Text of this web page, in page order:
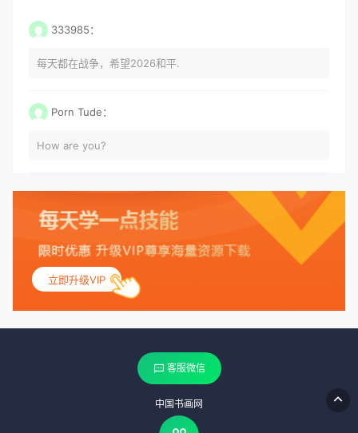
333985：
每天都在战争，希望2026和平.
Porn Tude：
How are you?
立即升级VIP
客服微信
中国书画网